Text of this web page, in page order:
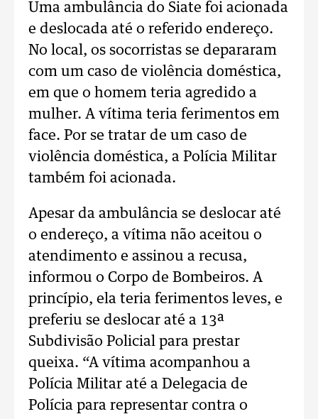
Uma ambulância do Siate foi acionada
e deslocada até o referido endereço.
No local, os socorristas se depararam
com um caso de violência doméstica,
em que o homem teria agredido a
mulher. A vítima teria ferimentos em
face. Por se tratar de um caso de
violência doméstica, a Polícia Militar
também foi acionada.
Apesar da ambulância se deslocar até
o endereço, a vítima não aceitou o
atendimento e assinou a recusa,
informou o Corpo de Bombeiros. A
princípio, ela teria ferimentos leves, e
preferiu se deslocar até a 13ª
Subdivisão Policial para prestar
queixa. “A vítima acompanhou a
Polícia Militar até a Delegacia de
Polícia para representar contra o